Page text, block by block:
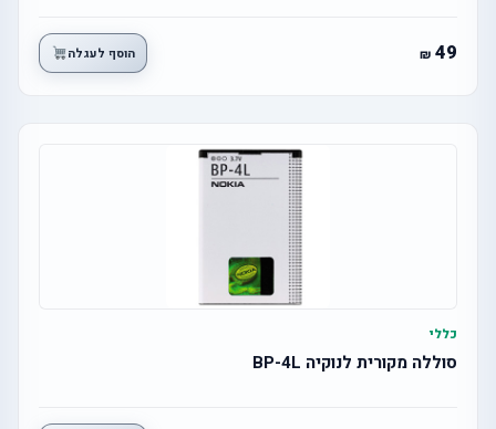
49 הוסף לעגלה
כללי
סוללה מקורית לנוקיה BP-4L